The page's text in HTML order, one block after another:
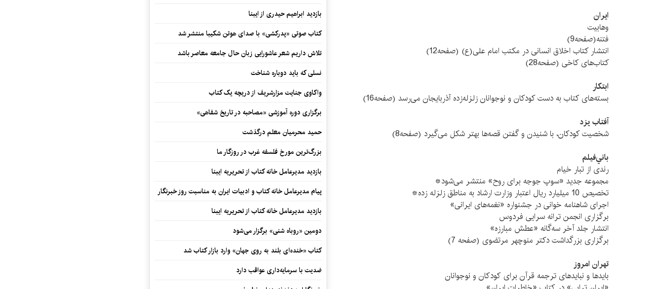
ايران
وهابیت
فتنه(صفحه9)
انتشار کتاب اخلاق انسانی در مکتب امام علی(ع) (صفحه12)
کتاب‌های کاخی (صفحه28)
ابتکار
بسته‌های کتاب به دست کودکان و نوجوانان زلزله‌زده آذربایجان می‌رسد (صفحه16)
آفتاب یزد
شخصیت کودکان، با شنیدن و گفتن قصه‌ها بهتر شکل می‌گیرد (صفحه8)
باني‌فيلم
رندی از تبار خیام
مجموعه جدید «سوپ جوجه برای روح» منتشر می‌شود*
تخصیص 10 میلیارد ریال اعتبار وزارت ارشاد به مناطق زلزله زده*
اجرای شاهنامه خوانی در جشنواره «نغمه‌های ایرانی»
برگزاری انجمن ترانه سرایی فردوس
انتشار جلد آخر سه‌گانه «عطش مبارزه»
برگزاری بزرگداشت دکتر منوچهر مرتضوی (صفحه 7)
تهران امروز
بايدها و نبايدهای ترجمه قرآن برای كودكان و نوجوانان
بازدید ابراهیم حیدری از ایبنا
کتاب صوتی «پدرکشی» با صدای هوتن شکیبا منتشر شد
تلاش داریم شعر عاشورایی زبان حال جامعه معاصر باشد
نسلی که باید دوباره شناخت
واکاوی جنایت مزارشریف از دریچه یک کتاب
برگزاری دوره آموزشی «مصاحبه در تاریخ شفاهی»
حمید محرمیان معلم درگذشت
بزرگ‌ترین مورخ فلسفه غرب در روزگار ما
بازدید مدیرعامل خانه کتاب از تحریریه ایبنا
پیام مدیرعامل خانه کتاب و ادبیات ایران به مناسبت روز خبرنگار
بازدید مدیرعامل خانه کتاب از تحریریه ایبنا
دومین «روباه شنی» برگزار می‌شود
کتاب «خنده‌ای بلند به روی جهان» وارد بازار کتاب شد
ضدیت با سرمایه‌داری عواقب دارد